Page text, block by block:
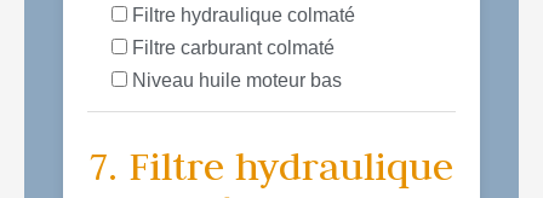
Filtre hydraulique colmaté
Filtre carburant colmaté
Niveau huile moteur bas
7. Filtre hydraulique